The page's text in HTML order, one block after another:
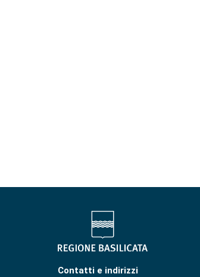
Contatti e indirizzi